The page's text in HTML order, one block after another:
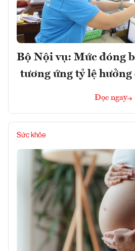
Bộ Nội vụ: Mức đóng
tương ứng tỷ lệ hưởng
Đọc ngay
Sức khỏe